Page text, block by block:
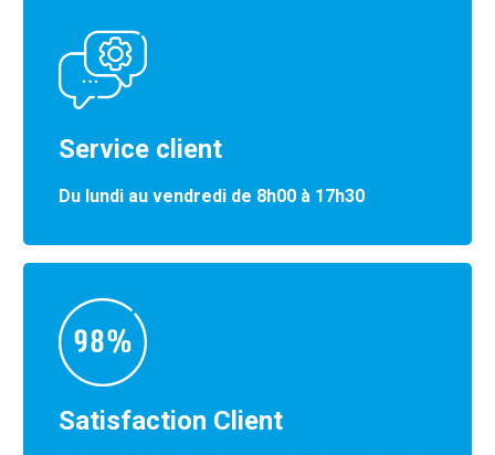
Service client
Du lundi au vendredi de 8h00 à 17h30
Satisfaction Client